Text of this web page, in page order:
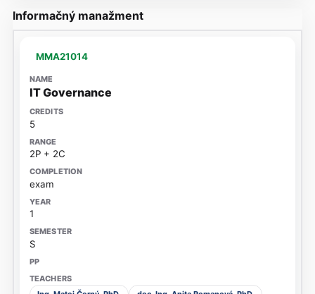
Informačný manažment
MMA21014
IT Governance
5
2P + 2C
exam
1
S